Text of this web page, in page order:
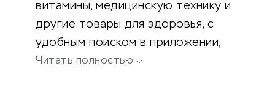
витамины, медицинскую технику и
другие товары для здоровья, с
удобным поиском в приложении,
заказом таблеток и быстрой
Читать полностью